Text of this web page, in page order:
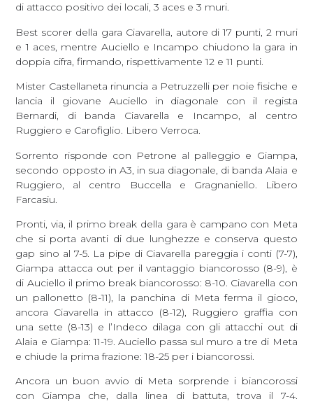
di attacco positivo dei locali, 3 aces e 3 muri.
Best scorer della gara Ciavarella, autore di 17 punti, 2 muri
e 1 aces, mentre Auciello e Incampo chiudono la gara in
doppia cifra, firmando, rispettivamente 12 e 11 punti.
Mister Castellaneta rinuncia a Petruzzelli per noie fisiche e
lancia il giovane Auciello in diagonale con il regista
Bernardi, di banda Ciavarella e Incampo, al centro
Ruggiero e Carofiglio. Libero Verroca.
Sorrento risponde con Petrone al palleggio e Giampa,
secondo opposto in A3, in sua diagonale, di banda Alaia e
Ruggiero, al centro Buccella e Gragnaniello. Libero
Farcasiu.
Pronti, via, il primo break della gara è campano con Meta
che si porta avanti di due lunghezze e conserva questo
gap sino al 7-5. La pipe di Ciavarella pareggia i conti (7-7),
Giampa attacca out per il vantaggio biancorosso (8-9), è
di Auciello il primo break biancorosso: 8-10. Ciavarella con
un pallonetto (8-11), la panchina di Meta ferma il gioco,
ancora Ciavarella in attacco (8-12), Ruggiero graffia con
una sette (8-13) e l’Indeco dilaga con gli attacchi out di
Alaia e Giampa: 11-19. Auciello passa sul muro a tre di Meta
e chiude la prima frazione: 18-25 per i biancorossi.
Ancora un buon avvio di Meta sorprende i biancorossi
con Giampa che, dalla linea di battuta, trova il 7-4.